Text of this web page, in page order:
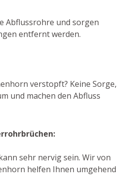
Abflussrohre und sorgen
entfernt werden.
verstopft? Keine Sorge,
und machen den Abfluss
sehr nervig sein. Wir von
helfen Ihnen umgehend